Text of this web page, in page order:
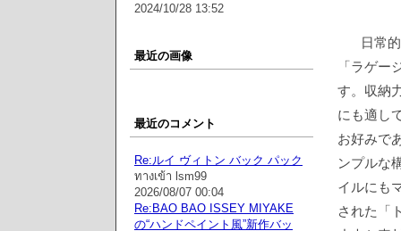
日常
「ラゲー
す。収納
にも適し
お好みで
ンプルな
イルにも
された「
2024/10/28 13:52
最近の画像
最近のコメント
Re:ルイ ヴィトン バック パック
ทางเข้า lsm99
2026/08/07 00:04
Re:BAO BAO ISSEY MIYAKE
の“ハンドペイント風”新作バッ